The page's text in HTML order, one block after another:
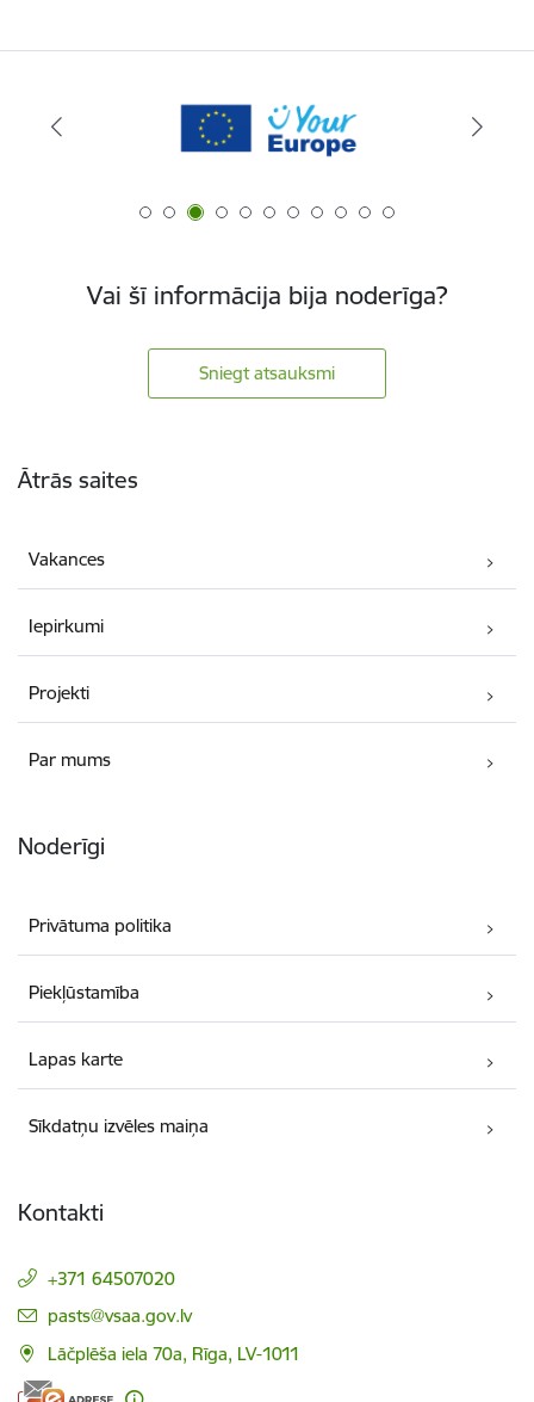
Vai šī informācija bija noderīga?
Sniegt atsauksmi
Ātrās saites
Vakances
Iepirkumi
Projekti
Par mums
Noderīgi
Privātuma politika
Piekļūstamība
Lapas karte
Sīkdatņu izvēles maiņa
Kontakti
+371 64507020
E-pasts:
pasts@vsaa.gov.lv
Lāčplēša iela 70a, Rīga, LV-1011